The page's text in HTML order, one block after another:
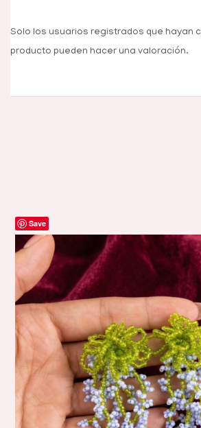
Solo los usuarios registrados que hayan
producto pueden hacer una valoración.
Save
-25%